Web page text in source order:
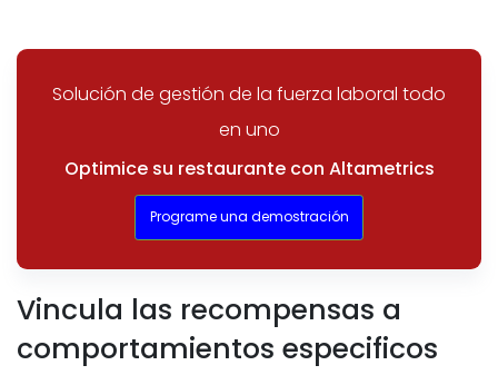
Solución de gestión de la fuerza laboral todo
en uno
Optimice su restaurante con Altametrics
Programe una demostración
Vincula las recompensas a
comportamientos especificos